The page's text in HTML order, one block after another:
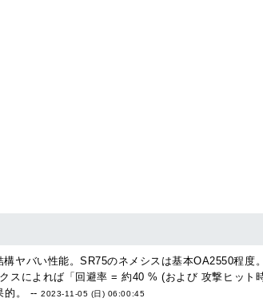
ヤバい性能。SR75のネメシスは基本OA2550程
スによれば「回避率 = 約40 % (および 攻撃ヒッ
的。 --2023-11-05 (日) 06:00:45